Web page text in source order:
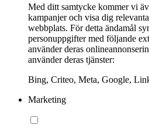
Med ditt samtycke kommer vi
kampanjer och visa dig
webbplats. För detta ändamål
personuppgifter med följande
använder deras
använder deras tjänster:
Bing, Criteo, Meta, Google,
Marketing